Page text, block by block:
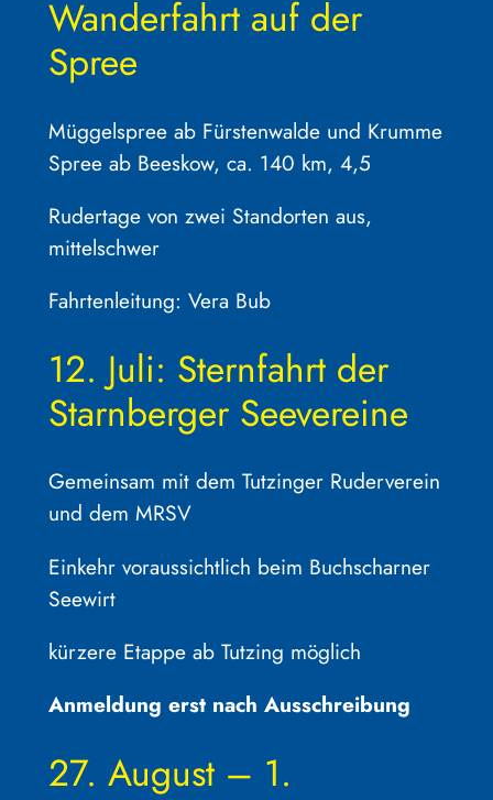
Wanderfahrt auf der
Spree
Müggelspree ab Fürstenwalde und Krumme
Spree ab Beeskow, ca. 140 km, 4,5
Rudertage von zwei Standorten aus,
mittelschwer
Fahrtenleitung: Vera Bub
12. Juli: Sternfahrt der
Starnberger Seevereine
Gemeinsam mit dem Tutzinger Ruderverein
und dem MRSV
Einkehr voraussichtlich beim Buchscharner
Seewirt
kürzere Etappe ab Tutzing möglich
Anmeldung erst nach Ausschreibung
27. August – 1.